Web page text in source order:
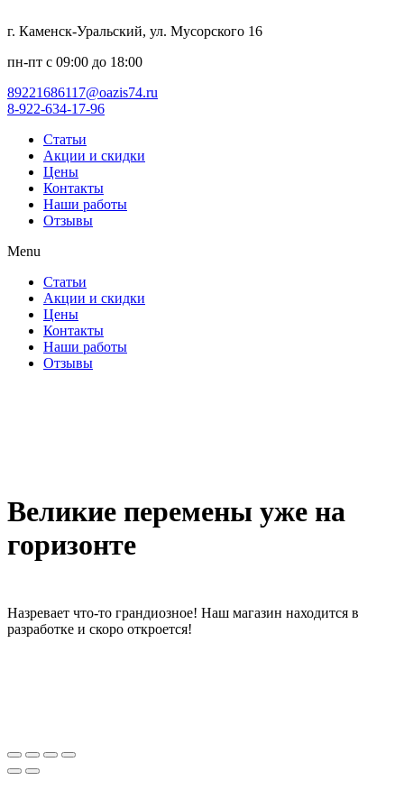
г. Каменск-Уральский, ул. Мусорского 16
пн-пт с 09:00 до 18:00
89221686117@oazis74.ru
8-922-634-17-96
Статьи
Акции и скидки
Цены
Контакты
Наши работы
Отзывы
Menu
Статьи
Акции и скидки
Цены
Контакты
Наши работы
Отзывы
Великие перемены уже на
горизонте
Назревает что-то грандиозное! Наш магазин находится в
разработке и скоро откроется!